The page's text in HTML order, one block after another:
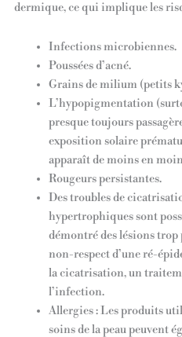
dermique, ce qui implique les
Infections microbiennes.
Poussées d’acné.
Grains de milium (petits
L’hypopigmentation
presque toujours
exposition solaire
apparaît de moins en
Rougeurs persistantes.
Des troubles de
hypertrophiques sont
démontré des lésions trop
non-respect d’une ré-
la cicatrisation, un
l’infection.
Allergies : Les produits
soins de la peau peuvent